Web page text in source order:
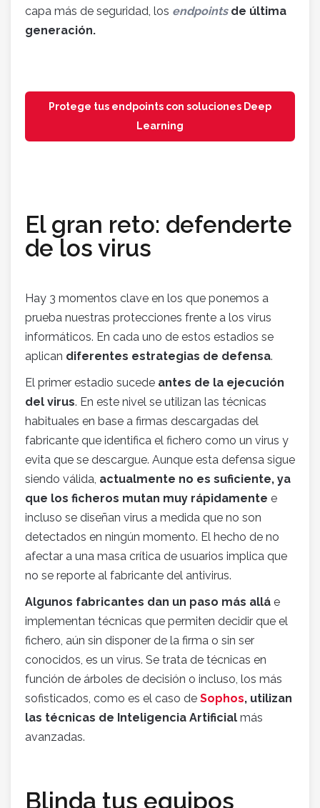
capa más de seguridad, los endpoints de última
generación.
Protege tus endpoints con soluciones Deep
Learning
El gran reto: defenderte
de los virus
Hay 3 momentos clave en los que ponemos a
prueba nuestras protecciones frente a los virus
informáticos. En cada uno de estos estadios se
aplican diferentes estrategias de defensa.
El primer estadio sucede antes de la ejecución
del virus. En este nivel se utilizan las técnicas
habituales en base a firmas descargadas del
fabricante que identifica el fichero como un virus y
evita que se descargue. Aunque esta defensa sigue
siendo válida, actualmente no es suficiente, ya
que los ficheros mutan muy rápidamente e
incluso se diseñan virus a medida que no son
detectados en ningún momento. El hecho de no
afectar a una masa crítica de usuarios implica que
no se reporte al fabricante del antivirus.
Algunos fabricantes dan un paso más allá e
implementan técnicas que permiten decidir que el
fichero, aún sin disponer de la firma o sin ser
conocidos, es un virus. Se trata de técnicas en
función de árboles de decisión o incluso, los más
sofisticados, como es el caso de Sophos, utilizan
las técnicas de Inteligencia Artificial más
avanzadas.
Blinda tus equipos